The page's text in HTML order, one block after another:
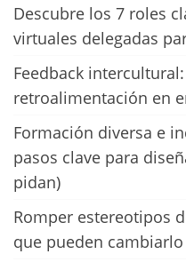
Descubre los 7 roles
virtuales delegadas
Feedback
retroalimentación en
Formación diversa e
pasos clave para
pidan)
Romper estereotipos
que pueden